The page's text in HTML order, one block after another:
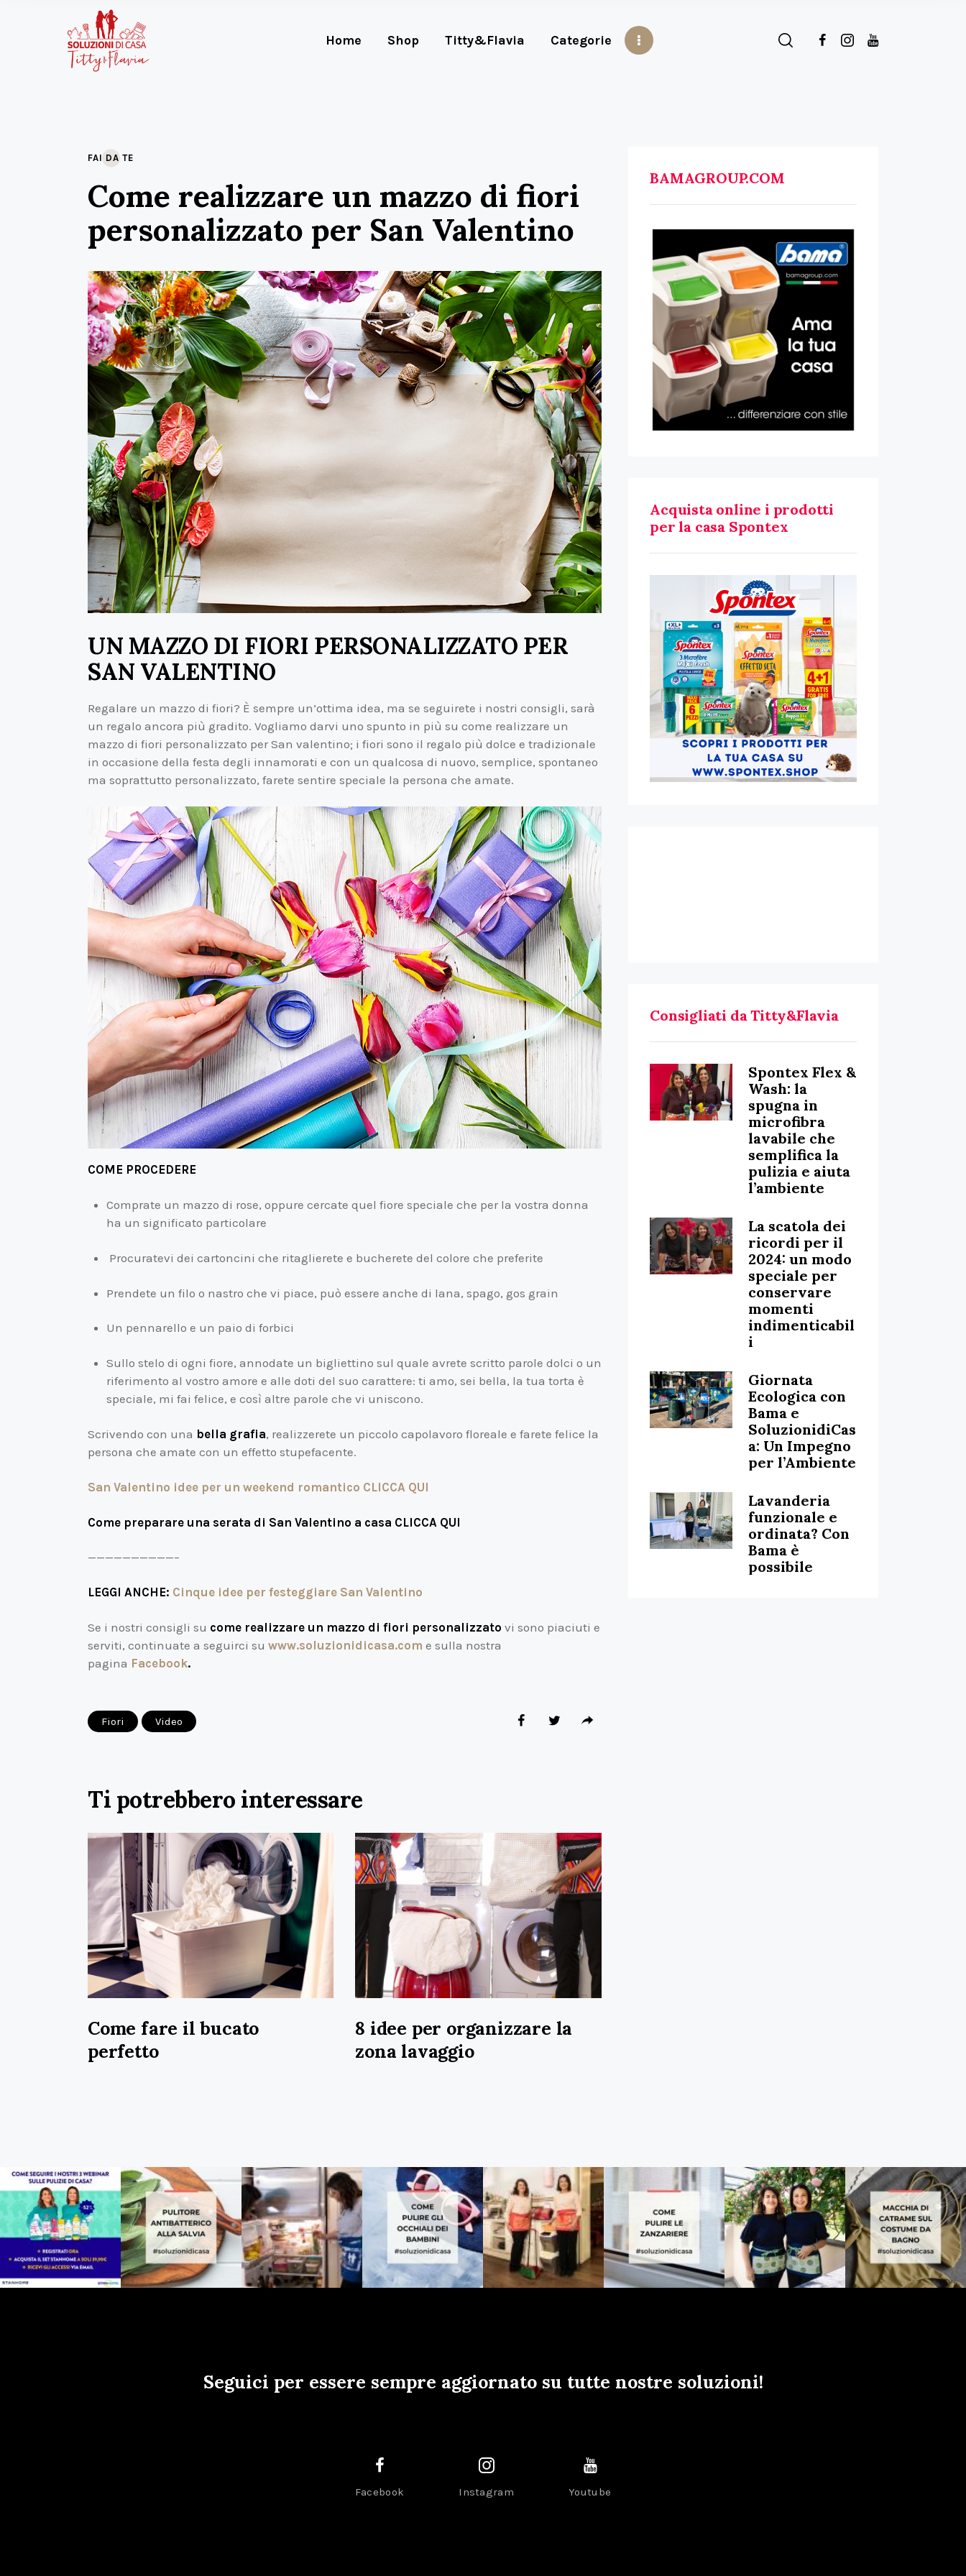
Home Shop Titty&Flavia Categorie
FAI DA TE
Come realizzare un mazzo di fiori
personalizzato per San Valentino
UN MAZZO DI FIORI PERSONALIZZATO PER
SAN VALENTINO
Regalare un mazzo di fiori? È sempre un’ottima idea, ma se seguirete i nostri consigli, sarà
un regalo ancora più gradito. Vogliamo darvi uno spunto in più su come realizzare un
mazzo di fiori personalizzato per San valentino; i fiori sono il regalo più dolce e tradizionale
in occasione della festa degli innamorati e con un qualcosa di nuovo, semplice, spontaneo
ma soprattutto personalizzato, farete sentire speciale la persona che amate.
COME PROCEDERE
Comprate un mazzo di rose, oppure cercate quel fiore speciale che per la vostra donna
ha un significato particolare
Procuratevi dei cartoncini che ritaglierete e bucherete del colore che preferite
Prendete un filo o nastro che vi piace, può essere anche di lana, spago, gos grain
Un pennarello e un paio di forbici
Sullo stelo di ogni fiore, annodate un bigliettino sul quale avrete scritto parole dolci o un
riferimento al vostro amore e alle doti del suo carattere: ti amo, sei bella, la tua torta è
speciale, mi fai felice, e così altre parole che vi uniscono.
Scrivendo con una bella grafia, realizzerete un piccolo capolavoro floreale e farete felice la
persona che amate con un effetto stupefacente.
San Valentino idee per un weekend romantico CLICCA QUI
Come preparare una serata di San Valentino a casa CLICCA QUI
——————————–
LEGGI ANCHE: Cinque idee per festeggiare San Valentino
Se i nostri consigli su come realizzare un mazzo di fiori personalizzato vi sono piaciuti e
serviti, continuate a seguirci su www.soluzionidicasa.com e sulla nostra
pagina Facebook.
Fiori Video
Ti potrebbero interessare
Come fare il bucato
perfetto
8 idee per organizzare la
zona lavaggio
BAMAGROUP.COM
Acquista online i prodotti
per la casa Spontex
Consigliati da Titty&Flavia
Spontex Flex &
Wash: la
spugna in
microfibra
lavabile che
semplifica la
pulizia e aiuta
l’ambiente
La scatola dei
ricordi per il
2024: un modo
speciale per
conservare
momenti
indimenticabil
i
Giornata
Ecologica con
Bama e
SoluzionidiCas
a: Un Impegno
per l’Ambiente
Lavanderia
funzionale e
ordinata? Con
Bama è
possibile
Seguici per essere sempre aggiornato su tutte nostre soluzioni!
Facebook Instagram Youtube